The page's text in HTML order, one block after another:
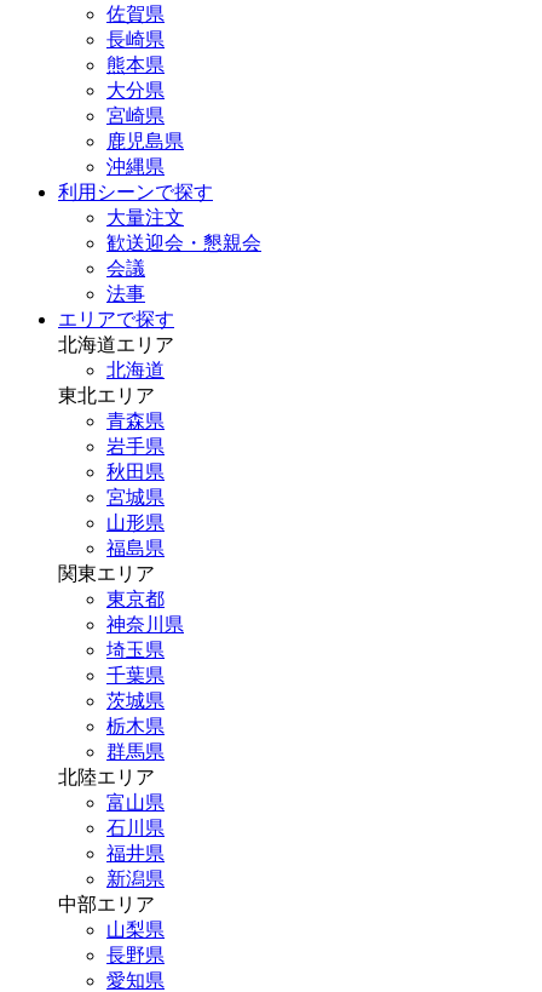
佐賀県
長崎県
熊本県
大分県
宮崎県
鹿児島県
沖縄県
利用シーンで探す
大量注文
歓送迎会・懇親会
会議
法事
エリアで探す
北海道エリア
北海道
東北エリア
青森県
岩手県
秋田県
宮城県
山形県
福島県
関東エリア
東京都
神奈川県
埼玉県
千葉県
茨城県
栃木県
群馬県
北陸エリア
富山県
石川県
福井県
新潟県
中部エリア
山梨県
長野県
愛知県